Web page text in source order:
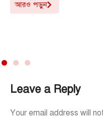
জ্ঞান। আর জ্ঞানের সবচেয়ে
Leave a Reply
Your email address will